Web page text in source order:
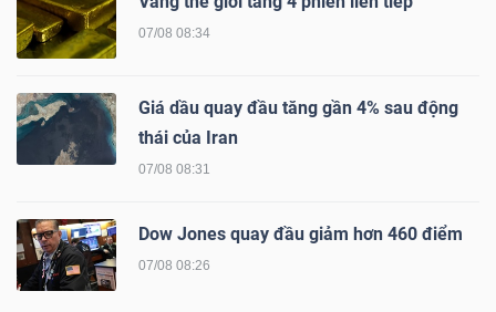
07/08 08:34
Giá dầu quay đầu tăng gần 4% sau động
thái của Iran
07/08 08:31
Dow Jones quay đầu giảm hơn 460 điểm
07/08 08:26